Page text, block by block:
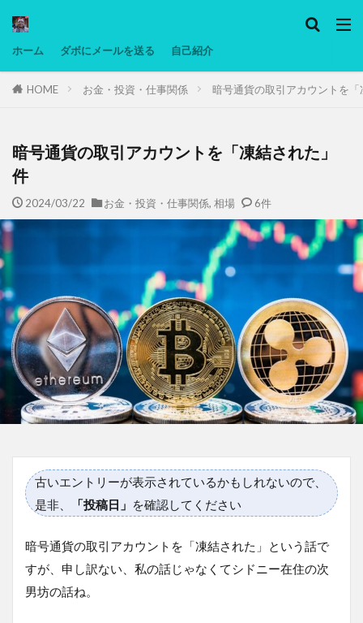
ホーム ダボにメールを送る 自己紹介
HOME お金・投資・仕事関係 暗号通貨の取引アカウントを
暗号通貨の取引アカウントを「凍結された」
件
2024/03/22 お金・投資・仕事関係, 相場 6件
古いエントリーが表示されているかもしれないので、
是非、
「投稿日」 を確認してください
暗号通貨の取引アカウントを「凍結された」という話で
すが、申し訳ない、私の話じゃなくてシドニー在住の次
男坊の話ね。
タグ
マレーシア動画
ヨーグルト
備忘録
動画 日本人村社会 脱水シート